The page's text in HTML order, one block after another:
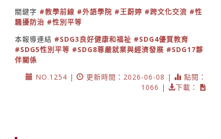
關鍵字 #教學前線 #外語學院 #王蔚婷 #跨文化交流 #性
騷擾防治 #性別平等
本報導連結 #SDG3良好健康和福祉 #SDG4優質教育
#SDG5性別平等 #SDG8尊嚴就業與經濟發展 #SDG17夥
伴關係
NO.1254 |
更新時間：2026-06-08 |
點閱：
1066 |
下載：